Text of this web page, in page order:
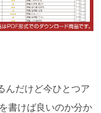
んだけど今ひとつア
書けば良いのか分か